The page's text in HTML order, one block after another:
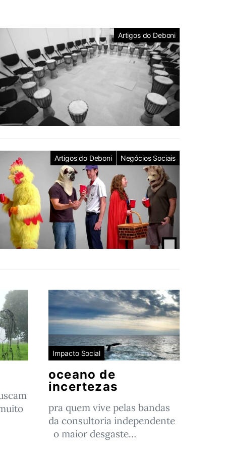
Artigos do Deboni
Artigos do Deboni Negócios Sociais
Impacto Social
oceano de
incertezas
pra quem vive pelas bandas
da consultoria independente
o maior desgaste…